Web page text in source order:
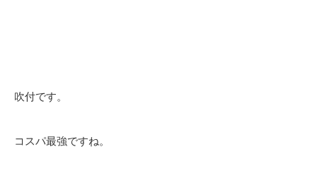
吹付です。
コスパ最強ですね。